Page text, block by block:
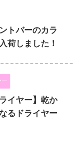
トバーのカラ
荷しました！
イヤー】乾か
るドライヤー